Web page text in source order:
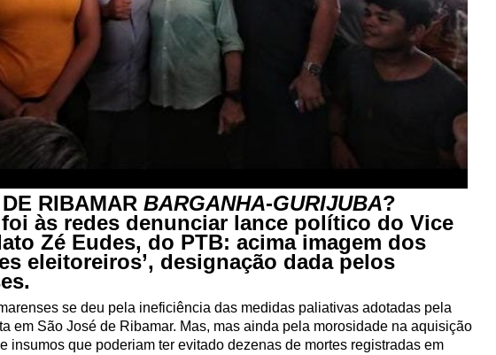
RIBAMAR BARGANHA-GURIJUBA?
às redes denunciar lance político do Vice
Zé Eudes, do PTB: acima imagem dos
eleitoreiros’, designação dada pelos
se deu pela ineficiência das medidas paliativas adotadas pela
em São José de Ribamar. Mas, mas ainda pela morosidade na aquisição
insumos que poderiam ter evitado dezenas de mortes registradas em